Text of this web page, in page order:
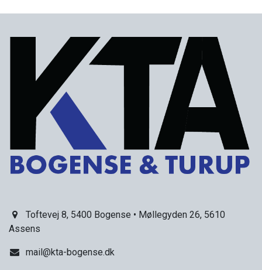
Toftevej 8, 5400 Bogense • Møllegyden 26, 5610
Assens
mail@kta-bogense.dk